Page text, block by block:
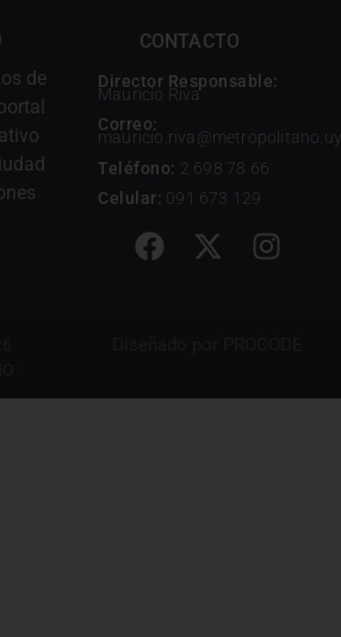
de
CONTACTO
Director Responsable:
Mauricio Riva
Correo:
mauricio.riva@metropolitano.uy
Teléfono: 2 698 78 66
Celular: 091 673 129